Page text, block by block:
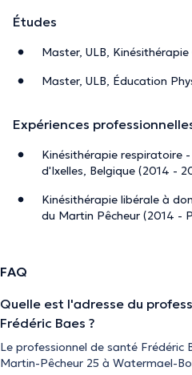
Études
Master, ULB,
Master, ULB, Éducation
Expériences
Kinésithérapie respiratoire
d'Ixelles, Belgique (2014 -
Kinésithérapie libérale à
du Martin Pêcheur (2014 -
FAQ
Quelle est l'adresse du
Frédéric Baes ?
Le professionnel de santé Frédéric
Martin-Pêcheur 25 à Watermael-